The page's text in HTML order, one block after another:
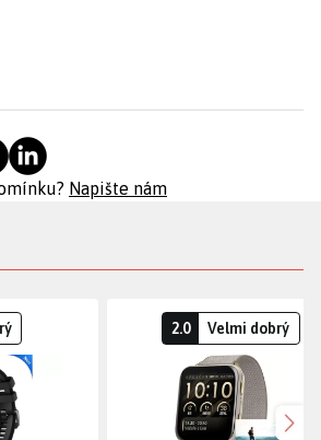
Napište nám
2.0 Velmi dobrý